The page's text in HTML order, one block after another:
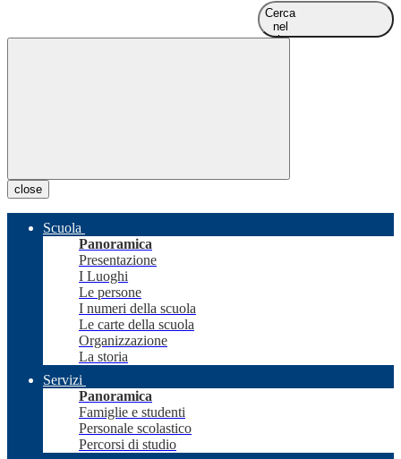
Cerca
nel
sito
close
Scuola
Panoramica
Presentazione
I Luoghi
Le persone
I numeri della scuola
Le carte della scuola
Organizzazione
La storia
Servizi
Panoramica
Famiglie e studenti
Personale scolastico
Percorsi di studio